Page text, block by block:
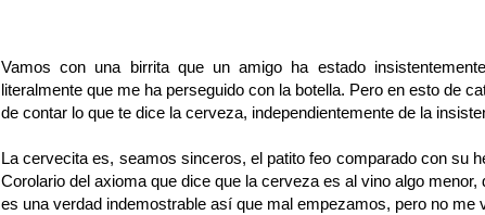
Vamos con una birrita que un amigo ha estado
literalmente que me ha perseguido con la botella. Pero en esto de
de contar lo que te dice la cerveza, independientemente de la
La cervecita es, seamos sinceros, el patito feo comparado con su
Corolario del axioma que dice que la cerveza es al vino algo
es una verdad indemostrable así que mal empezamos, pero no